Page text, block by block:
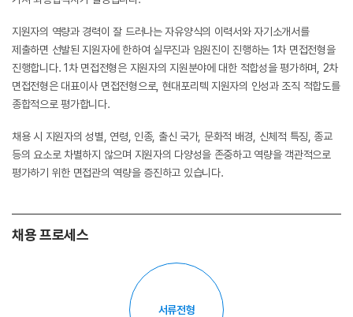
지원자의 역량과 경력이 잘 드러나는 자유양식의 이력서와 자기소개서를
제출하면 선발된 지원자에 한하여 실무진과 임원진이 진행하는 1차 면접전형을
진행합니다. 1차 면접전형은 지원자의 지원분야에 대한 적합성을 평가하며, 2차
면접전형은 대표이사 면접전형으로, 현대포리텍 지원자의 인성과 조직 적합도를
종합적으로 평가합니다.
채용 시 지원자의 성별, 연령, 인종, 출신 국가, 문화적 배경, 신체적 특징, 종교
등의 요소로 차별하지 않으며 지원자의 다양성을 존중하고 역량을 객관적으로
평가하기 위한 면접관의 역량을 증진하고 있습니다.
채용 프로세스
서류전형